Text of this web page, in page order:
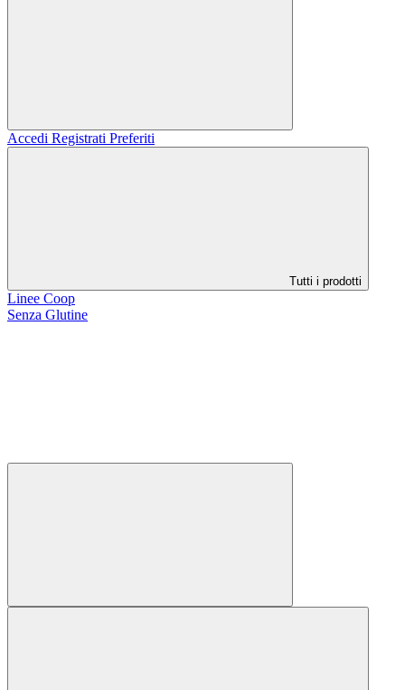
Accedi Registrati Preferiti
Tutti i prodotti
Linee Coop
Senza Glutine